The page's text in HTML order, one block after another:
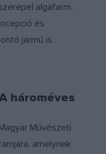
algafarm,
és
jármű is.
hároméves
Művészeti
amelynek